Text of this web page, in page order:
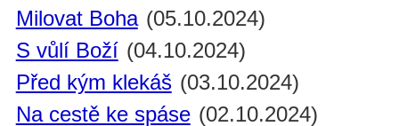
Milovat Boha (05.10.2024)
S vůlí Boží (04.10.2024)
Před kým klekáš (03.10.2024)
Na cestě ke spáse (02.10.2024)